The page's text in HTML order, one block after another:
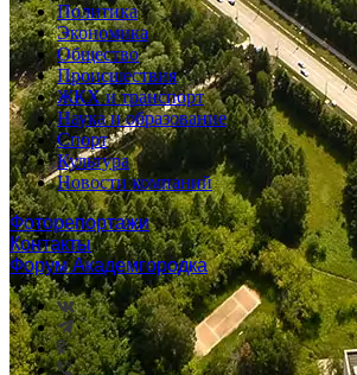
Политика
Экономика
Общество
Происшествия
ЖКХ и транспорт
Наука и образование
Спорт
Культура
Новости компаний
Фоторепортажи
Контакты
Форум Академгородка